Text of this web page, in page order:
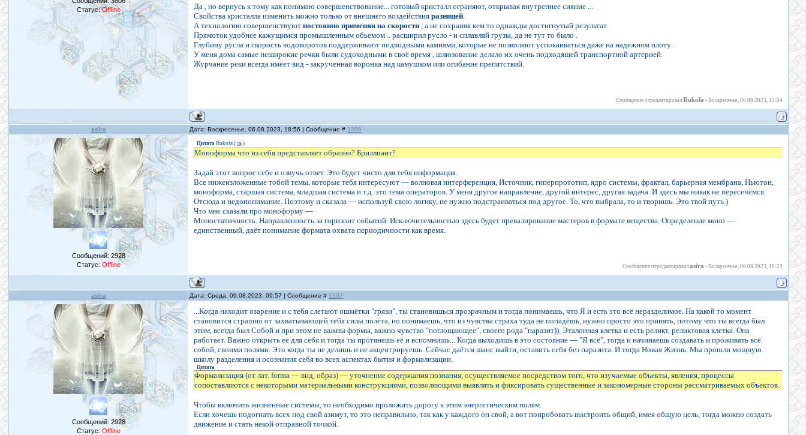
Статус:Offline
Да , но вернусь к тому как понимаю совершенствование... готовый кристалл ограняют, открывая внутреннее сияние ...
Свойства кристалла изменить можно только от внешнего воздействияразницей.
А технологию совершенствуютпостоянно применяя на скорости , а не сохраняя кем то однажды достигнутый результат.
Прямоток удобнее кажущимся промышленным обьемом .. расширил русло - и сплавляй грузы, да не тут то было .
Глубину русла и скорость водоворотов поддерживают подводными камнями, которые не позволяют успокаиваться даже на надежном плоту .
У меня дома самые неширокие речки были судоходными в своё время , шлюзование делало их очень подходящей транспортной артерией.
Журчание реки всегда имеет вид - закрученная воронка над камушком или огибание препятствий.
Сообщение отредактировалRukola -Воскресенье, 06.08.2023, 12:04
asira Дата: Воскресенье, 06.08.2023, 18:56 | Сообщение # 1306
Сообщений: 2928
Статус: Offline
Цитата Rukola ( )
Моноформа что из себя представляет образно? Бриллиант?
Задай этот вопрос себе и озвучь ответ. Это будет чисто для тебя информация.
Все нижеизложенные тобой темы, которые тебя интересуют — волновая интерференция, Источник, гиперпрототип, ядро системы, фрактал, барьерная мембрана, Ньютон,
моноформа, старшая система, младшая система и т.д. это тема операторов. У меня другое направление, другой интерес, другая задача. И здесь мы никак не пересечёмся.
Отсюда и недопонимание. Поэтому и сказала — используй свою логику, не нужно подстраиваться под другое. То, что выбрала, то и творишь. Это твой путь.)
Что мне сказали про моноформу —
Моностатичность. Направленность за горизонт событий. Исключительностью здесь будет превалирование мастеров в формате вещества. Определение моно —
единственный, даёт понимание формата охвата периодичности как время.
Сообщение отредактировалasira -Воскресенье, 06.08.2023, 19:23
asira Дата: Среда, 09.08.2023, 09:57 | Сообщение # 1307
Сообщений: 2928
Статус: Offline
...Когда находит озарение и с тебя слетают ошмётки "грязи", ты становишься прозрачным и тогда понимаешь, что Я и есть это всё неразделимое. На какой то момент
становится страшно от захватывающей тебя силы полёта, но понимаешь, что из чувства страха туда не попадёшь, нужно просто это принять, потому что ты всегда был
этим, всегда был Собой и при этом не важны формы, важно чувство "поглощающее", своего рода "паразит)). Эталонная клетка и есть реликт, реликтовая клетка. Она
работает. Важно открыть её для себя и тогда ты протянешь её и вспомнишь... Когда выходишь в это состояние — "Я всё", тогда и начинаешь создавать и проживать всё
собой, своими полями. Это когда ты не делишь и не акцентрируешь. Сейчас даётся шанс выйти, оставить себя без паразита. И тогда Новая Жизнь. Мы прошли мощную
школу разделения и осознания себя во всех аспектах бытия и формализации.
Цитата
Формализация (от лат. forma — вид, образ) — уточнение содержания познания, осуществляемое посредством того, что изучаемые объекты, явления, процессы
сопоставляются с некоторыми материальными конструкциями, позволяющими выявлять и фиксировать существенные и закономерные стороны рассматриваемых объектов.
Чтобы включить жизненные системы, то необходимо проложить дорогу к этим энергетическим полям.
Если хочешь подогнать всех под свой азимут, то это неправильно, так как у каждого он свой, а вот попробовать выстроить общий, имея общую цель, тогда можно создать
движение и стать некой отправной точкой.